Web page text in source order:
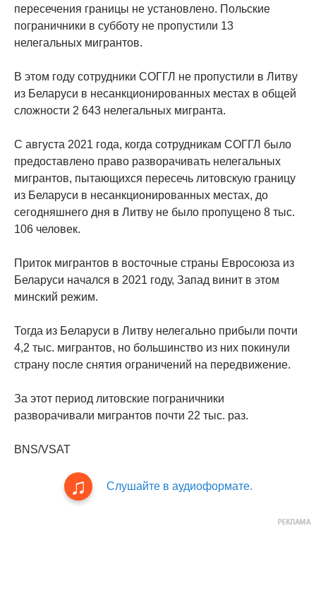
пересечения границы не установлено. Польские
пограничники в субботу не пропустили 13
нелегальных мигрантов.
В этом году сотрудники СОГГЛ не пропустили в Литву
из Беларуси в несанкционированных местах в общей
сложности 2 643 нелегальных мигранта.
С августа 2021 года, когда сотрудникам СОГГЛ было
предоставлено право разворачивать нелегальных
мигрантов, пытающихся пересечь литовскую границу
из Беларуси в несанкционированных местах, до
сегодняшнего дня в Литву не было пропущено 8 тыс.
106 человек.
Приток мигрантов в восточные страны Евросоюза из
Беларуси начался в 2021 году, Запад винит в этом
минский режим.
Тогда из Беларуси в Литву нелегально прибыли почти
4,2 тыс. мигрантов, но большинство из них покинули
страну после снятия ограничений на передвижение.
За этот период литовские пограничники
разворачивали мигрантов почти 22 тыс. раз.
BNS/VSAT
Слушайте в аудиоформате.